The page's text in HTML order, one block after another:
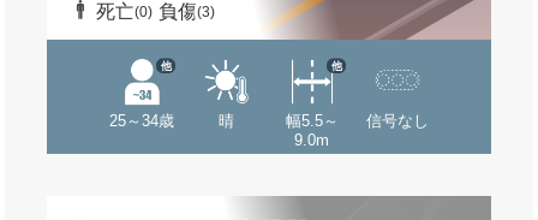
死亡(0) 負傷(3)
25～34歳
他
晴
幅5.5～
9.0m
他
信号なし